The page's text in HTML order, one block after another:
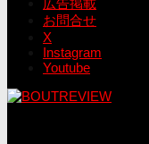
広告掲載
お問合せ
X
Instagram
Youtube